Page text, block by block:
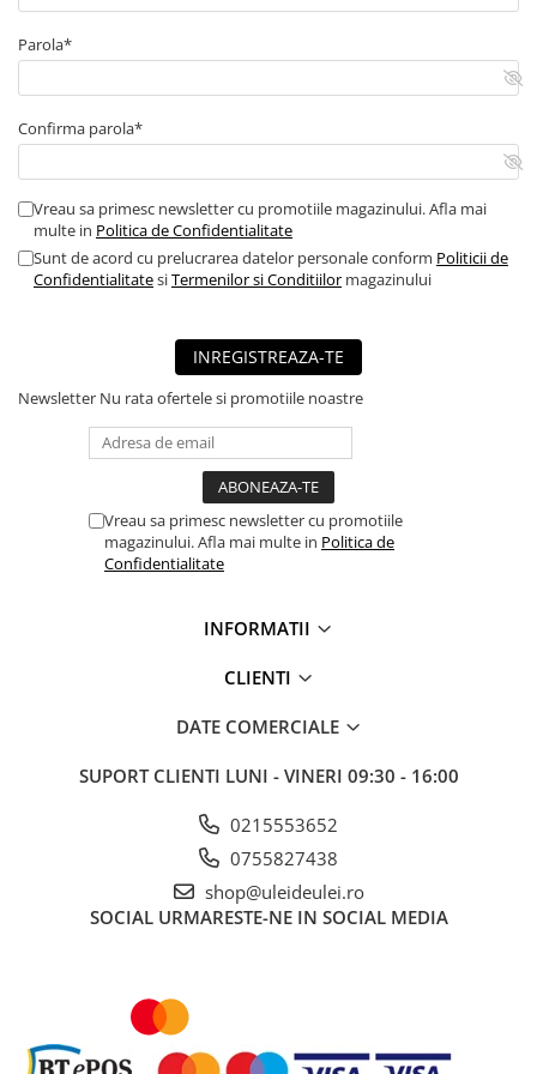
■ Scule de mana
■ Vulcanizare
■ Vopsea spray
■ Sistem AC
■ Bancuri de scule
► Ulei motor autoturisme
■ Ulei motor RAVENOL
■ Ulei motor CASTROL
■ Ulei motor MOBIL
■ Ulei motor MOTUL
■ Ulei motor VALVOLINE
■ Ulei motor ROWE
■ Ulei motor METABOND
■ Ulei motor KROSS
■ Ulei motor SELENIA
Ulei motor DACIA
Ulei motor RENAULT
Parola*
Confirma parola*
Vreau sa primesc newsletter cu promotiile magazinului. Afla mai
multe in Politica de Confidentialitate
Sunt de acord cu prelucrarea datelor personale conform Politicii de
ConfidentialitatesiTermenilor si Conditiilor magazinului
INREGISTREAZA-TE
Newsletter Nu rata ofertele si promotiile noastre
Vreau sa primesc newsletter cu promotiile
magazinului. Afla mai multe in Politica de
Confidentialitate
INFORMATII
CLIENTI
DATE COMERCIALE
SUPORT CLIENTI LUNI - VINERI 09:30 - 16:00
0215553652
0755827438
shop@uleideulei.ro
SOCIAL URMARESTE-NE IN SOCIAL MEDIA